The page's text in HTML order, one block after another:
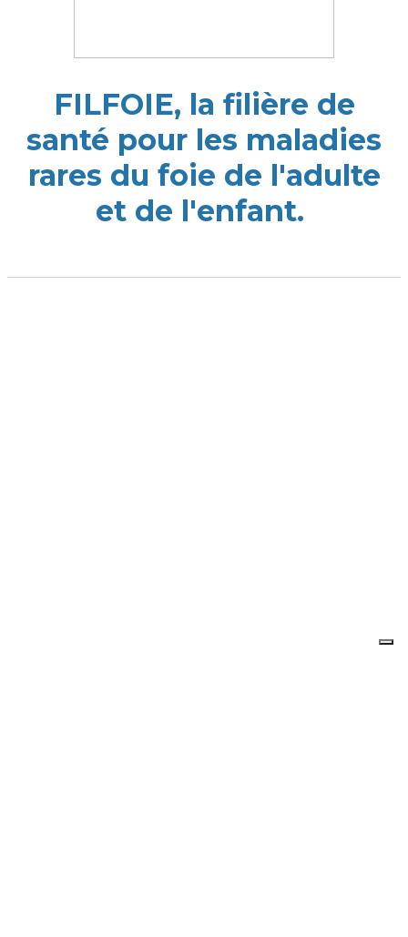
FILFOIE, la filière de
santé pour les maladies
rares du foie de l'adulte
et de l'enfant.